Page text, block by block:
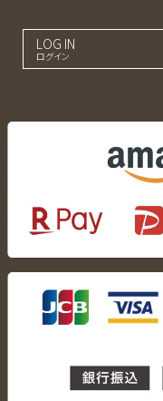
LOG IN
ログイン